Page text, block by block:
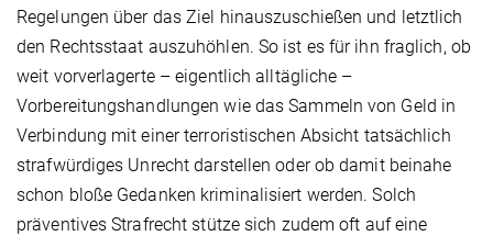
Regelungen über das Ziel hinauszuschießen und letztlich
den Rechtsstaat auszuhöhlen. So ist es für ihn fraglich, ob
weit vorverlagerte – eigentlich alltägliche –
Vorbereitungshandlungen wie das Sammeln von Geld in
Verbindung mit einer terroristischen Absicht tatsächlich
strafwürdiges Unrecht darstellen oder ob damit beinahe
schon bloße Gedanken kriminalisiert werden. Solch
präventives Strafrecht stütze sich zudem oft auf eine